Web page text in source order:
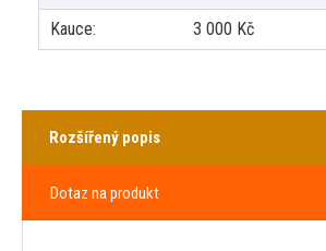
Kauce:
3 000 Kč
Rozšířený popis
Dotaz na produkt